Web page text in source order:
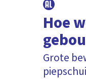
Hoe
Grote